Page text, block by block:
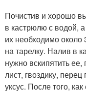
Почистив и хорошо
в кастрюлю с водой,
их необходимо около
на тарелку. Налив в
нужно вскипятить
лист, гвоздику,
уксус. После того,